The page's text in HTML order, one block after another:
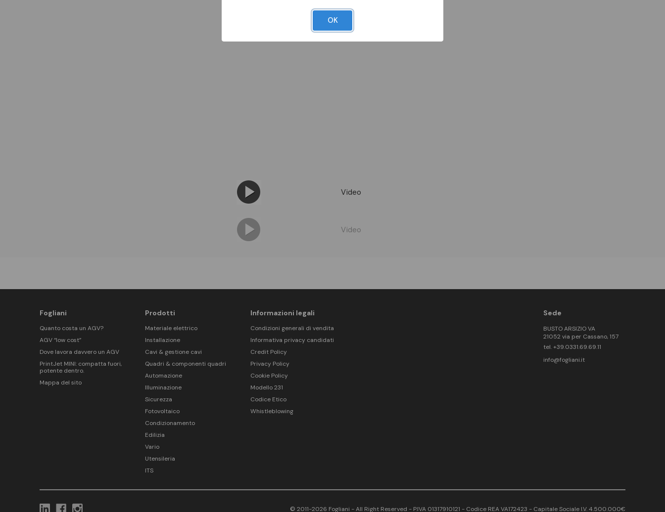
Video
Video
Fogliani
Quanto costa un AGV?
AGV “low cost”
Dove lavora davvero un AGV
PrintJet MINI: compatta fuori,
potente dentro.
Mappa del sito
Prodotti
Materiale elettrico
Installazione
Cavi & gestione cavi
Quadri & componenti quadri
Automazione
Illuminazione
Sicurezza
Fotovoltaico
Condizionamento
Edilizia
Vario
Utensileria
ITS
Informazioni legali
Condizioni generali di vendita
Informativa privacy candidati
Credit Policy
Privacy Policy
Cookie Policy
Modello 231
Codice Etico
Whistleblowing
Sede
BUSTO ARSIZIO VA
21052 via per Cassano, 157
tel. +39.0331.69.69.11
info@fogliani.it
© 2011-2026 Fogliani - All Right Reserved - P.IVA 01317910121 - Codice REA VA172423 - Capitale Sociale I.V. 4.500.000€
OK